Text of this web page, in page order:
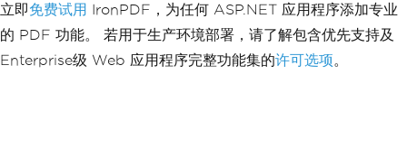
立即免费试用 IronPDF，为任何 ASP.NET 应用程序添加专业
的 PDF 功能。 若用于生产环境部署，请了解包含优先支持及
Enterprise级 Web 应用程序完整功能集的许可选项。